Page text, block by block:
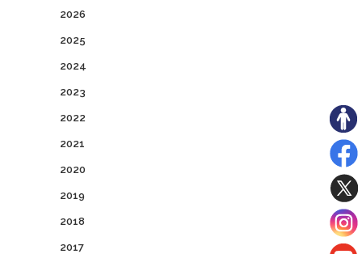
2026
2025
2024
2023
2022
2021
2020
2019
2018
2017